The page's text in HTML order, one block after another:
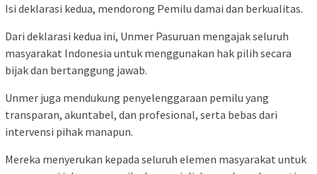
Isi deklarasi kedua, mendorong Pemilu damai dan berkualitas.
Dari deklarasi kedua ini, Unmer Pasuruan mengajak seluruh
masyarakat Indonesia untuk menggunakan hak pilih secara
bijak dan bertanggung jawab.
Unmer juga mendukung penyelenggaraan pemilu yang
transparan, akuntabel, dan profesional, serta bebas dari
intervensi pihak manapun.
Mereka menyerukan kepada seluruh elemen masyarakat untuk